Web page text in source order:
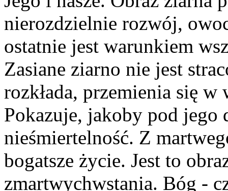
nierozdzielnie rozwój,
ostatnie jest warunkiem
Zasiane ziarno nie jest
rozkłada, przemienia się
Pokazuje, jakoby pod jego
nieśmiertelność. Z
bogatsze życie. Jest to
zmartwychwstania. Bóg -